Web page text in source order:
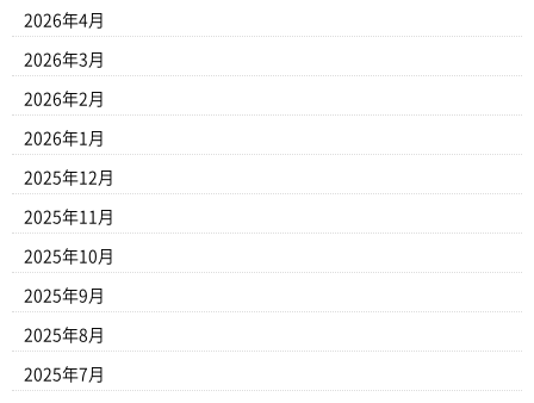
2026年4月
2026年3月
2026年2月
2026年1月
2025年12月
2025年11月
2025年10月
2025年9月
2025年8月
2025年7月